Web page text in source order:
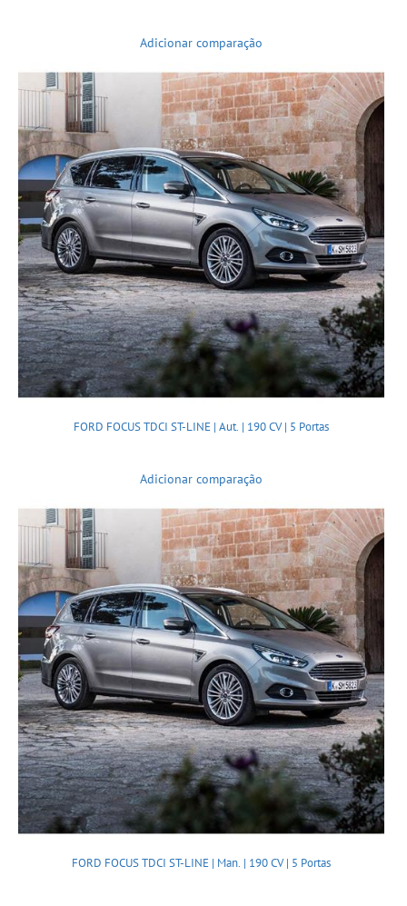
Adicionar comparação
FORD FOCUS TDCI ST-LINE | Aut. | 190 CV | 5 Portas
Adicionar comparação
FORD FOCUS TDCI ST-LINE | Man. | 190 CV | 5 Portas